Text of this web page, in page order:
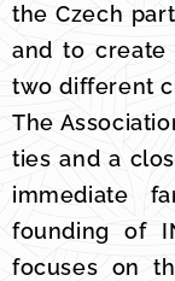
the Czech
and to create
two different
The
ties and a
immediate
founding of
focuses on